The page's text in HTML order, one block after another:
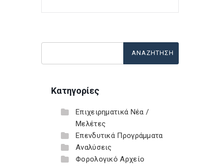
Κατηγορίες
Επιχειρηματικά Νέα /
Μελέτες
Επενδυτικά Προγράμματα
Αναλύσεις
Φορολογικό Αρχείο